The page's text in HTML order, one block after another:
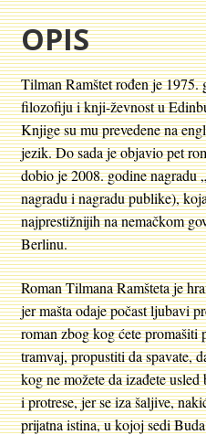
OPIS
Tilman Ramštet rođen je
filozofiju i knji-ževnost u
Knjige su mu prevedene na
jezik. Do sada je objavio pet
dobio je 2008. godine nagradu
nagradu i nagradu publike),
najprestižnijih na nemačkom
Berlinu.
Roman Tilmana Ramšteta je
jer mašta odaje počast ljubavi
roman zbog kog ćete promašiti
tramvaj, propustiti da spavate,
kog ne možete da izađete
i protrese, jer se iza šaljive,
prijatna istina, u kojoj sedi